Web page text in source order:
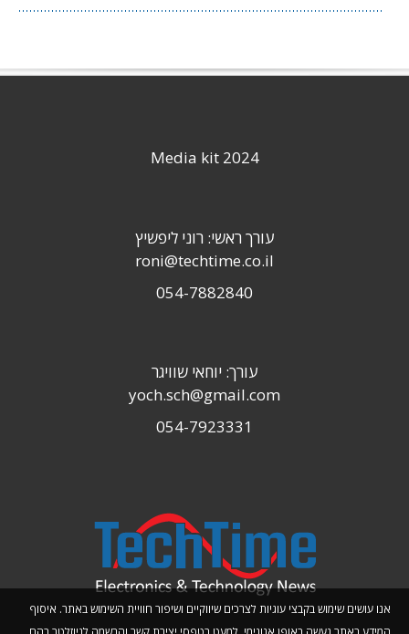
אנו עושים שימוש בקבצי עוגיות לצרכים שיווקיים ושיפור חוויית השימוש באתר. איסוף
Media kit 2024
עורך ראשי: רוני ליפשיץ
roni@techtime.co.il
054-7882840
עורך: יוחאי שוויגר
yoch.sch@gmail.com
054-7923331